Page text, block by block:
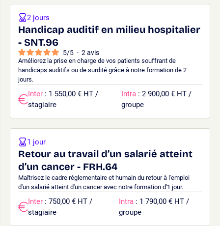
Handicap auditif en milieu hospitalier
- SNT.96
5/5 - 2 avis
Améliorez la prise en charge de vos patients souffrant de
handicaps auditifs ou de surdité grâce à notre formation de 2
jours.
2 jours
Inter : 1 550,00 € HT /
stagiaire
Intra : 2 900,00 € HT /
groupe
Retour au travail d’un salarié atteint
d’un cancer - FRH.64
Maîtrisez le cadre réglementaire et humain du retour à l'emploi
d'un salarié atteint d'un cancer avec notre formation d'1 jour.
1 jour
Inter : 750,00 € HT /
stagiaire
Intra : 1 790,00 € HT /
groupe